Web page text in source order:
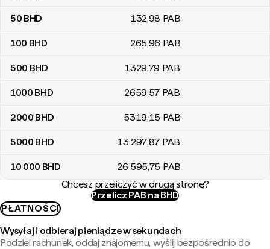
50 BHD 132,98 PAB
100 BHD 265,96 PAB
500 BHD 1329,79 PAB
1000 BHD 2659,57 PAB
2000 BHD 5319,15 PAB
5000 BHD 13 297,87 PAB
10 000 BHD 26 595,75 PAB
Chcesz przeliczyć w drugą stronę?
Przelicz PAB na BHD
PŁATNOŚCI
Wysyłaj i odbieraj pieniądze w sekundach
Podziel rachunek, oddaj znajomemu, wyślij bezpośrednio do